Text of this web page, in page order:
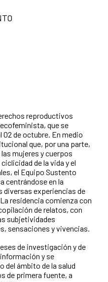
reproductivos
que se
02 de octubre. En medio
que, por una parte,
mujeres y cuerpos
de la vida y el
el Equipo Sustento
centrándose en la
diversas experiencias de
residencia comienza con
de relatos, con
subjetividades
sensaciones y vivencias.
de investigación y de
y se
del ámbito de la salud
de primera fuente, a